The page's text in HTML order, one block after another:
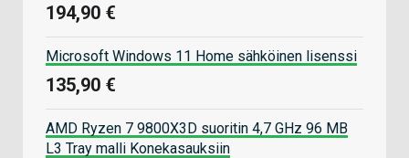
194,90 €
Microsoft Windows 11 Home sähköinen lisenssi
135,90 €
AMD Ryzen 7 9800X3D suoritin 4,7 GHz 96 MB
L3 Tray malli Konekasauksiin